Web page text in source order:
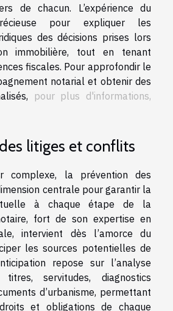
de chacun. L’expérience du
pour expliquer les
des décisions prises lors
immobilière, tout en tenant
fiscales. Pour approfondir le
notarial et obtenir des
pour plus d'informations,
litiges et conflits
complexe, la prévention des
centrale pour garantir la
à chaque étape de la
fort de son expertise en
intervient dès l’amorce du
les sources potentielles de
repose sur l’analyse
servitudes, diagnostics
d’urbanisme, permettant
et obligations de chaque